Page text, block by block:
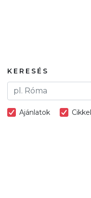
KERESÉS
Ajánlatok